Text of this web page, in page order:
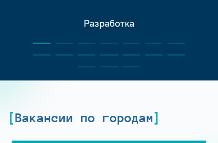
Разработка
Вакансии по городам